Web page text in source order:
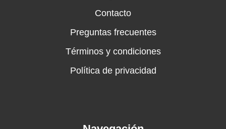
Contacto
Preguntas frecuentes
Términos y condiciones
Política de privacidad